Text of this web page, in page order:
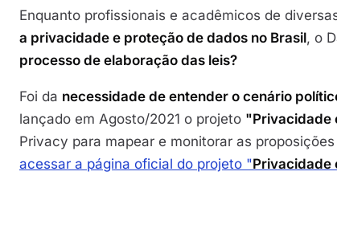
Enquanto profissionais e acadêmicos de
a privacidade e proteção de dados no Brasil, o
processo de elaboração das leis?
Foi da necessidade de entender o cenário
lançado em Agosto/2021 o projeto "Privacidade
Privacy para mapear e monitorar as
acessar a página oficial do projeto "Privacidade